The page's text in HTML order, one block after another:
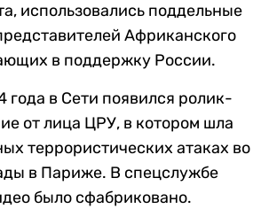
использовались поддельные
Африканского
в поддержку России.
года в Сети появился ролик-
от лица ЦРУ, в котором шла
террористических атаках во
в Париже. В спецслужбе
было сфабриковано.